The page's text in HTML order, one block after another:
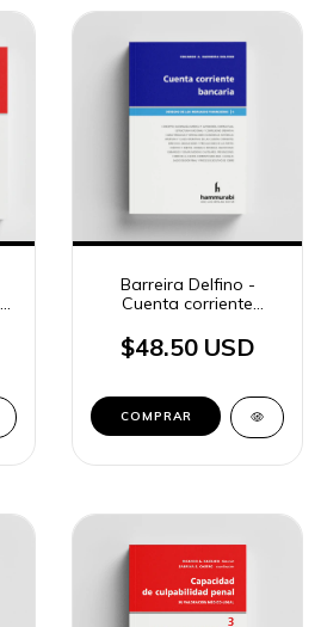
Barreira Delfino -
Cuenta corriente
$48.50 USD
COMPRAR